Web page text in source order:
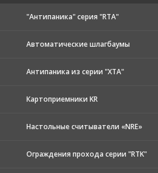
"Антипаника" серия "RTA"
Автоматические шлагбаумы
Антипаника из серии "XTA"
Картоприемники KR
Настольные считыватели «NRE»
Ограждения прохода серии "RTK"